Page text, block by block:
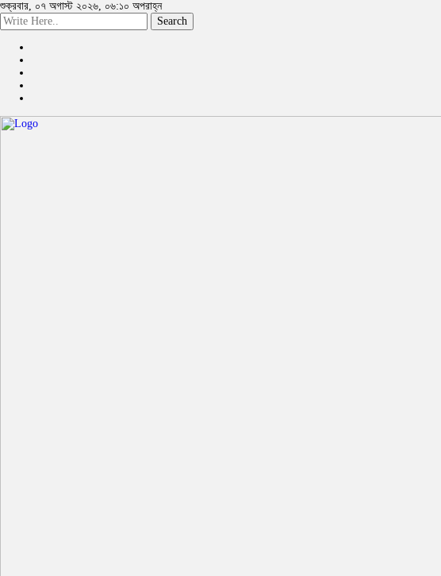
শুক্রবার, ০৭ অগাস্ট ২০২৬, ০৬:১০ অপরাহ্ন
Search